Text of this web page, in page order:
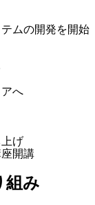
ムの開発を開始
へ
げ
開講
組み